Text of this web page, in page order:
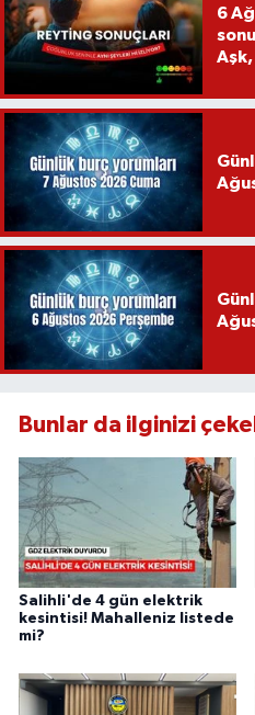
6
Bunlar da ilginizi
Salihli'de 4 gün elektrik
kesintisi! Mahalleniz listede
mi?